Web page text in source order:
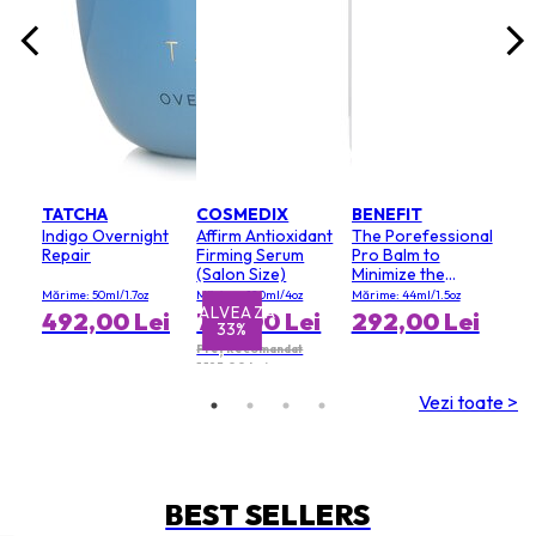
TATCHA
Indigo Overnight
Repair
Mărime: 50ml/1.7oz
492,00 Lei SALVEAZĂ
33%
COSMEDIX
Affirm Antioxidant
Firming Serum
(Salon Size)
Mărime: 120ml/4oz
797,00 Lei
Preț Recomandat
1.195,00 Lei
BENEFIT
The Porefessional
Pro Balm to
Minimize the
Appearance of
Pores (Value Size)
Mărime: 44ml/1.5oz
292,00 Lei
Vezi toate >
BEST SELLERS